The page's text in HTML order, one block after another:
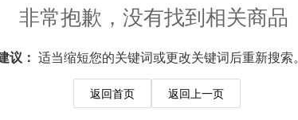
非常抱歉，没有找到相关商品
议： 适当缩短您的关键词或更改关键词后重新搜索。
返回上一页
返回首页